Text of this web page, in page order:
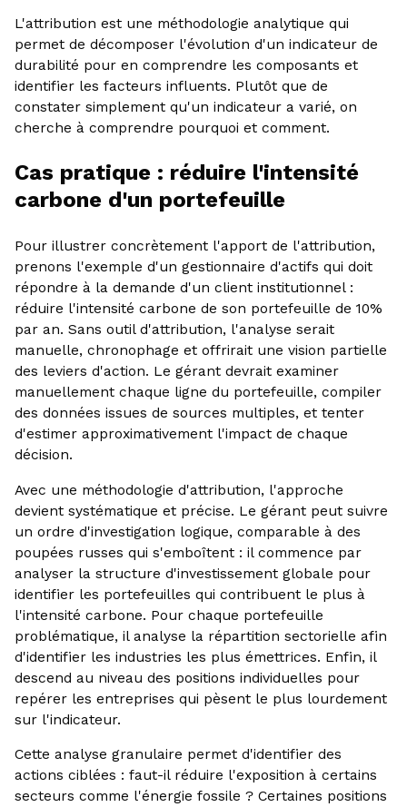
L'attribution est une méthodologie analytique qui
permet de décomposer l'évolution d'un indicateur de
durabilité pour en comprendre les composants et
identifier les facteurs influents. Plutôt que de
constater simplement qu'un indicateur a varié, on
cherche à comprendre pourquoi et comment.
Cas pratique : réduire l'intensité
carbone d'un portefeuille
Pour illustrer concrètement l'apport de l'attribution,
prenons l'exemple d'un gestionnaire d'actifs qui doit
répondre à la demande d'un client institutionnel :
réduire l'intensité carbone de son portefeuille de 10%
par an. Sans outil d'attribution, l'analyse serait
manuelle, chronophage et offrirait une vision partielle
des leviers d'action. Le gérant devrait examiner
manuellement chaque ligne du portefeuille, compiler
des données issues de sources multiples, et tenter
d'estimer approximativement l'impact de chaque
décision.
Avec une méthodologie d'attribution, l'approche
devient systématique et précise. Le gérant peut suivre
un ordre d'investigation logique, comparable à des
poupées russes qui s'emboîtent : il commence par
analyser la structure d'investissement globale pour
identifier les portefeuilles qui contribuent le plus à
l'intensité carbone. Pour chaque portefeuille
problématique, il analyse la répartition sectorielle afin
d'identifier les industries les plus émettrices. Enfin, il
descend au niveau des positions individuelles pour
repérer les entreprises qui pèsent le plus lourdement
sur l'indicateur.
Cette analyse granulaire permet d'identifier des
actions ciblées : faut-il réduire l'exposition à certains
secteurs comme l'énergie fossile ? Certaines positions